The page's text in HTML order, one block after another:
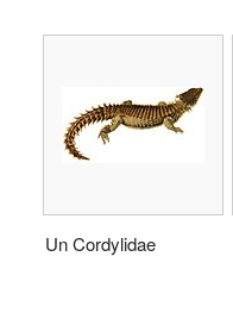
Un Cordylidae